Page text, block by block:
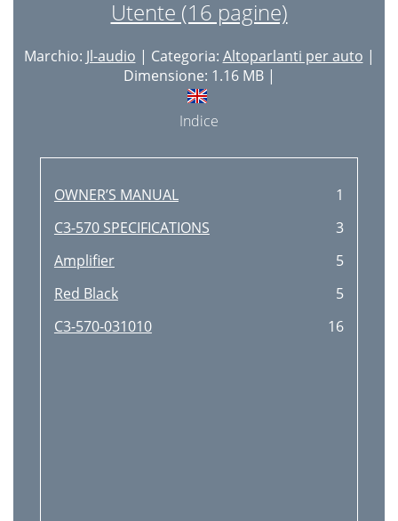
Utente (16 pagine)
Marchio: Jl-audio | Categoria: Altoparlanti per auto |
Dimensione: 1.16 MB |
Indice
OWNER’S MANUAL
1
C3-570 SPECIFICATIONS
3
Ampliﬁer
5
Red Black
5
C3-570-031010
16